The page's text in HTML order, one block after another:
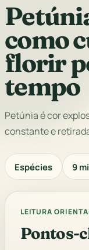
como
florir
tempo
Petúnia é cor
constante e
Espécies 9
LEITURA
Pontos-